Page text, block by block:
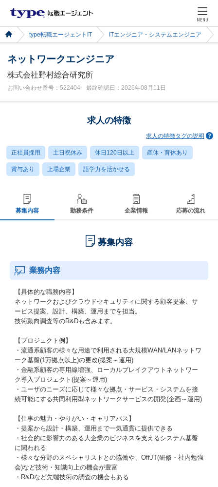
MENU
type転職エージェントIT ITエンジニア・システムエンジニア
ネットワークエンジニア
株式会社野村総合研究所
お問い合わせ番号：522404 最終確認日：2026年08月11日
求人の特徴
求人の特徴タグの説明
正社員採用 土日祝休み 休日120日以上 産休・育休あり
賞与あり 上場企業 語学力を活かせる
募集内容 勤務条件 企業情報 応募の流れ
募集内容
業務内容
【具体的な職務内容】
ネットワークおよびクラウドセキュリティに関する顧客提案、サ
ービス提案、設計、構築、運用までを担当。
技術動向調査等のR&Dも含みます。
【プロジェクト例】
・流通系顧客の様々な用途で利用される大規模WAN/LANネットワ
ーク基盤(1万拠点以上)の更改(提案～運用)
・金融系顧客の専用線増強、ローカルブレイクアウトネットワー
ク導入プロジェクト(提案～運用)
・ユーザのニーズに応じて様々な拠点・サービス・システムを接
続可能にする共同利用型ネットワークサービスの開発(企画～運用)
【仕事の魅力・やりがい・キャリアパス】
・提案から設計・構築、運用まで一気通貫に提供できる
・社会的に影響力のある大企業のビジネスを支えるシステム基盤
に関われる
・様々な分野のスペシャリストとの協働や、OffJT(研修・社内勉強
会)など技術・知識向上の機会が豊富
・R&Dなど先端技術の調査の機会もある